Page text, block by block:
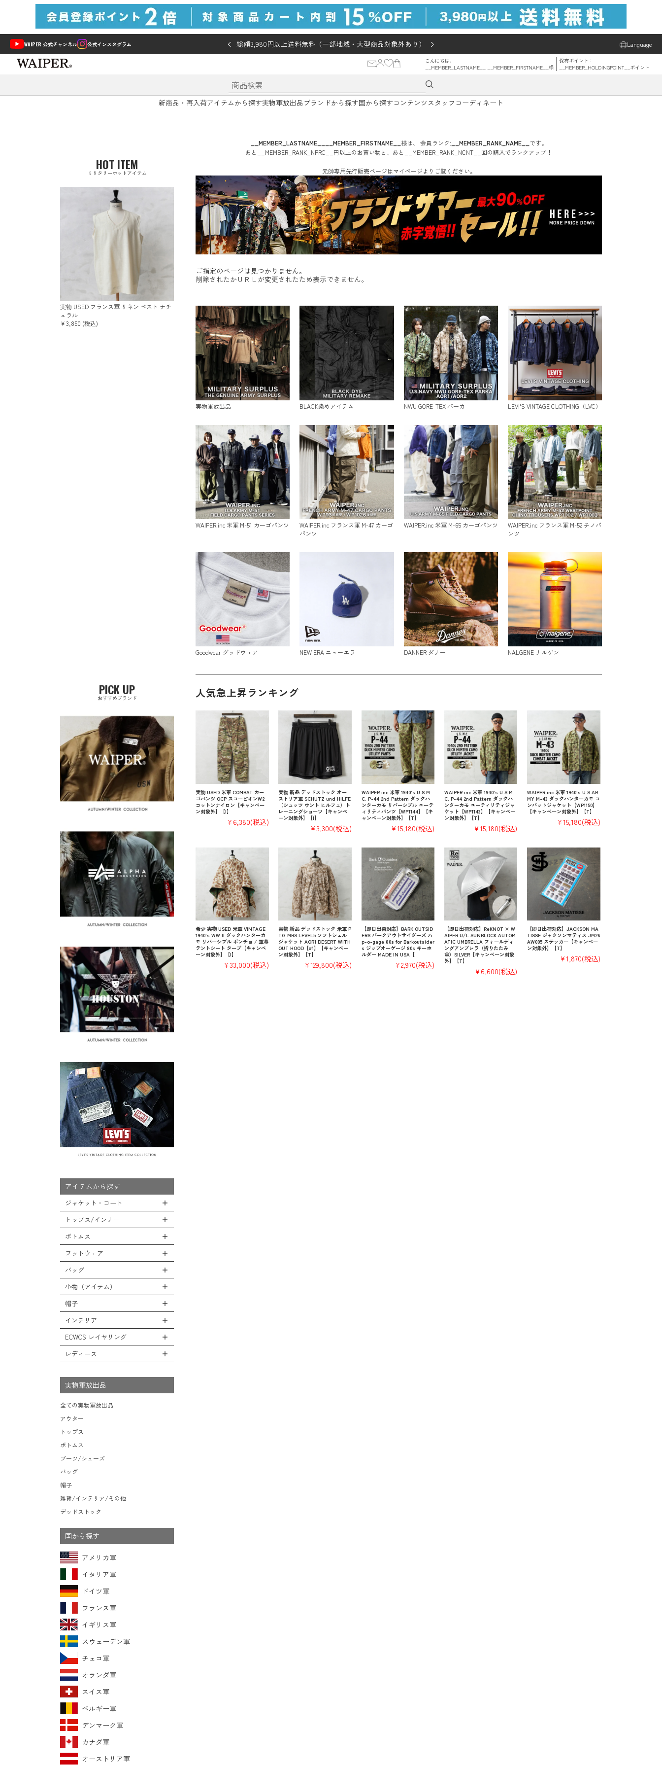
WAIPER 公式チャンネル 公式インスタグラム 総額3,980円以上送料無料（一部地域・大型商品対象外あり） Language
こんにちは、
__MEMBER_LASTNAME__ __MEMBER_FIRSTNAME__ 様
保有ポイント：
__MEMBER_HOLDINGPOINT__ ポイント
新商品・再入荷アイテムから探す実物軍放出品 ブランドから探す国から探すコンテンツ スタッフコーディネート
__MEMBER_LASTNAME__ __MEMBER_FIRSTNAME__ 様は、 会員ランク: __MEMBER_RANK_NAME__ です。
あと
__MEMBER_RANK_NPRC__ 円以上のお買い物と、あと __MEMBER_RANK_NCNT__ 回の購入でランクアップ！
元帥専用先行販売ページはマイページよりご覧ください。
ご指定のページは見つかりません。
削除されたかＵＲＬが変更されたため表示できません。
実物軍放出品 BLACK染めアイテム NWU GORE-TEX パーカ LEVI'S VINTAGE CLOTHING（LVC）
WAIPER.inc 米軍 M-51 カーゴパンツ
WAIPER.inc フランス軍 M-47 カーゴ
パンツ
WAIPER.inc 米軍 M-65 カーゴパンツ
WAIPER.inc フランス軍 M-52 チノパ
ンツ
Goodwear グッドウェア NEW ERA ニューエラ DANNER ダナー NALGENE ナルゲン
人気急上昇ランキング
実物 USED 米軍 COMBAT カー
ゴパンツ OCP スコーピオンW2
コットンナイロン【キャンペー
ン対象外】【I】
¥6,380(税込)
実物 新品 デッドストック オー
ストリア軍 SCHUTZ und HILFE
（シュッツ ウント ヒルフェ）ト
レーニングショーツ【キャンペ
ーン対象外】【I】
¥3,300(税込)
WAIPER.inc 米軍 1940’s U.S.M.
C. P-44 2nd Pattern ダックハ
ンターカモ リバーシブル ユーテ
ィリティパンツ【WP1144】【キ
ャンペーン対象外】【T】
¥15,180(税込)
WAIPER.inc 米軍 1940’s U.S.M.
C. P-44 2nd Pattern ダックハ
ンターカモ ユーティリティジャ
ケット【WP1143】【キャンペー
ン対象外】【T】
¥15,180(税込)
WAIPER.inc 米軍 1940’s U.S.AR
MY M-43 ダックハンターカモ コ
ンバットジャケット【WP1150】
【キャンペーン対象外】【T】
¥15,180(税込)
希少 実物 USED 米軍 VINTAGE
1940’s WW II ダックハンターカ
モ リバーシブル ポンチョ / 軍幕
テントシート タープ【キャンペ
ーン対象外】【I】
¥33,000(税込)
実物 新品 デッドストック 米軍 P
TG MRS LEVEL5 ソフトシェル
ジャケット AOR1 DESERT WITH
OUT HOOD【#1】【キャンペー
ン対象外】【T】
¥129,800(税込)
【即日出荷対応】BARK OUTSID
ERS バークアウトサイダーズ Zi
p-o-gage 80s for Barkoutsider
s ジップオーゲージ 80s キーホ
ルダー MADE IN USA【
¥2,970(税込)
【即日出荷対応】ReKNOT × W
AIPER U/L SUNBLOCK AUTOM
ATIC UMBRELLA フォールディ
ングアンブレラ（折りたたみ
傘）SILVER【キャンペーン対象
外】【T】
¥6,600(税込)
【即日出荷対応】JACKSON MA
TISSE ジャクソンマティス JM26
AW005 ステッカー【キャンペー
ン対象外】【T】
¥1,870(税込)
HOT ITEM
ミリタリーホットアイテム
実物 USED フランス軍 リネン ベスト ナチ
ュラル
￥3,850 (税込)
PICK UP
おすすめブランド
アイテムから探す
ジャケット・コート
全てのジャケット・コート
LEVEL7
フライトジャケット
M-65ジャケット
デッキジャケット
タンカースジャケット
コート
フリースジャケット
レザーアウター
ジャケットライナー
モッズコート
トップス/インナー
全てのトップス/インナー
Tシャツ
シャツ
スウェット/パーカー
セーター/カーディガン
ベスト
タンクトップ
ボトムス
全てのボトムス
カーゴパンツ
デニムパンツ
チノ，ワークパンツ
ファティーグパンツ
ナイロンパンツ
スウェットパンツ
ショートパンツ
アンダー（下着）
フットウェア
全てのフットウェア
ブーツ
シューズ・スニーカー
サンダル
レインシューズ・ブーツ
ソックス/靴下
バッグ
全てのバッグ
リュックサック
ショルダーバッグ
ヘルメットバッグ
メッセンジャーバッグ
トートバッグ
ダッフルバッグ
ボストンバッグ
ポーチ/ケース/etc
スーツケース/キャリーバッグ
ビジネスバッグ
小物（アイテム）
全ての小物（アイテム）
グローブ（手袋）
防寒物（ネックウォーマーetc）
傘/ポンチョ
ミリタリーウォッチ
サングラス・ゴーグル
帽子
全ての帽子
キャップ
ハット
ニット帽（ビーニー）
ベレー帽
ハンチング
キャスケット
その他
インテリア
全てのインテリア
デスク、椅子、家具
ボックス/ガソリン缶/etc
生地・テントシェル
ECWCS レイヤリング
全てのECWCS
ミッドベースレイヤー Level.2
ウィンドレイヤー Level.4
ソフトシェルレイヤー Level.5
ハードシェルレイヤー Level.6
アウターレイヤー Level.7
レディース
実物軍放出品
全ての実物軍放出品
アウター
トップス
ボトムス
ブーツ/シューズ
バッグ
帽子
雑貨/インテリア/その他
デッドストック
国から探す
アメリカ軍
イタリア軍
ドイツ軍
フランス軍
イギリス軍
スウェーデン軍
チェコ軍
オランダ軍
スイス軍
ベルギー軍
デンマーク軍
カナダ軍
オーストリア軍